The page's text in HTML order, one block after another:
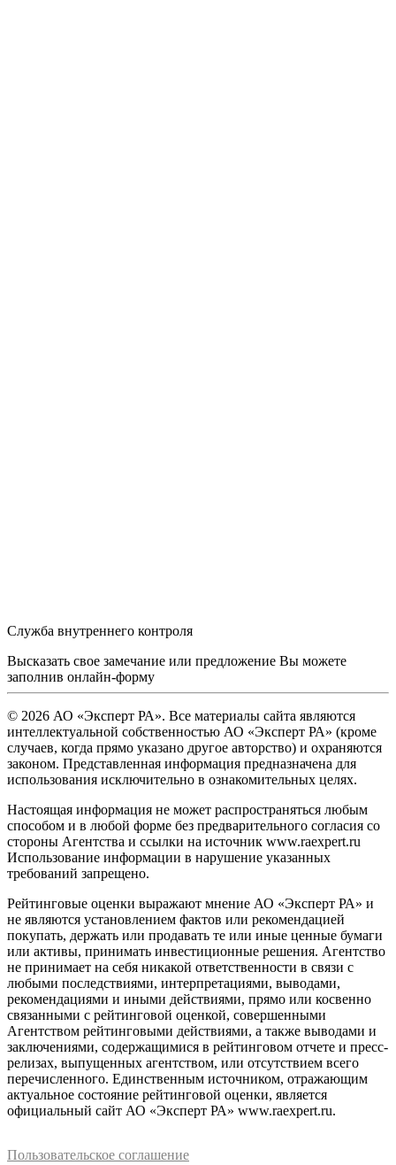
Служба внутреннего контроля
Высказать свое замечание или предложение Вы можете
заполнив онлайн-форму
© 2026 АО «Эксперт РА». Все материалы сайта являются
интеллектуальной собственностью АО «Эксперт РА» (кроме
случаев, когда прямо указано другое авторство) и охраняются
законом. Представленная информация предназначена для
использования исключительно в ознакомительных целях.
Настоящая информация не может распространяться любым
способом и в любой форме без предварительного согласия со
стороны Агентства и ссылки на источник www.raexpert.ru
Использование информации в нарушение указанных
требований запрещено.
Рейтинговые оценки выражают мнение АО «Эксперт РА» и
не являются установлением фактов или рекомендацией
покупать, держать или продавать те или иные ценные бумаги
или активы, принимать инвестиционные решения. Агентство
не принимает на себя никакой ответственности в связи с
любыми последствиями, интерпретациями, выводами,
рекомендациями и иными действиями, прямо или косвенно
связанными с рейтинговой оценкой, совершенными
Агентством рейтинговыми действиями, а также выводами и
заключениями, содержащимися в рейтинговом отчете и пресс-
релизах, выпущенных агентством, или отсутствием всего
перечисленного. Единственным источником, отражающим
актуальное состояние рейтинговой оценки, является
официальный сайт АО «Эксперт РА» www.raexpert.ru.
Пользовательское соглашение